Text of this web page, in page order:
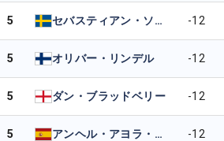
5 セバスティアン・ソーデルベリ -12
5 オリバー・リンデル -12
5 ダン・ブラッドベリー -12
5 アンヘル・アヨラ・ファネガス -12